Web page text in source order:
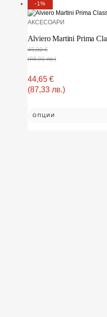
-1%
АКСЕСОАРИ
Alviero Martini Prima
45,00€
(88,01 лв.)
44,65 €
(87,33 лв.)
ОПЦИИ